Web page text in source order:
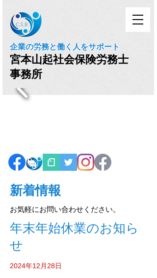
企業の労務と働く人をサポート
宮本山起社会保険労務士
事務所
新着情報
お気軽にお問い合わせください。
年末年始休業のお知ら
せ
2024年12月28日